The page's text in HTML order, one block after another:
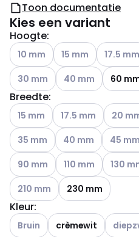
Toon documentatie
Kies een variant
Hoogte:
Andere varianten (Huidige
10 mm Andere varianten
15 mm Andere
17.5 mm
Andere varianten (Huidige
30 mm Andere varianten
40 mm 60
Breedte:
Andere varianten (Huidige
15 mm Andere varianten
17.5 mm Andere
20
Andere varianten (Huidige
35 mm Andere varianten
40 mm Andere
45 mm
Andere varianten (Huidige
90 mm Andere varianten
110 mm Andere
130
Andere varianten (Huidige
210 mm 230 mm
Kleur:
Andere varianten (Huidige
Bruin crèmewit Andere